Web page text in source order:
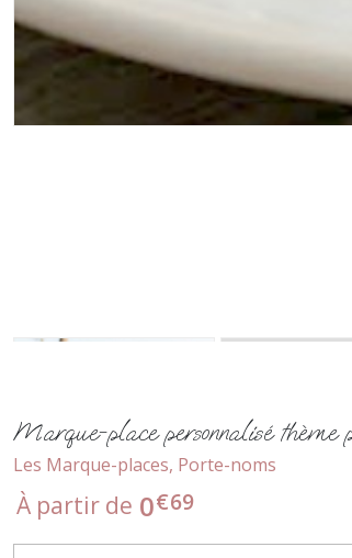
Marque-place personnalisé
Les Marque-places, Porte-noms
À partir de 0€69